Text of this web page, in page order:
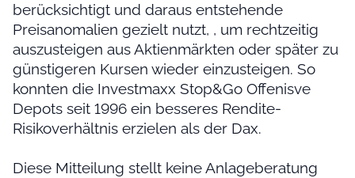
berücksichtigt und daraus entstehende
Preisanomalien gezielt nutzt, , um rechtzeitig
auszusteigen aus Aktienmärkten oder später zu
günstigeren Kursen wieder einzusteigen. So
konnten die Investmaxx Stop&Go Offenisve
Depots seit 1996 ein besseres Rendite-
Risikoverhältnis erzielen als der Dax.
Diese Mitteilung stellt keine Anlageberatung